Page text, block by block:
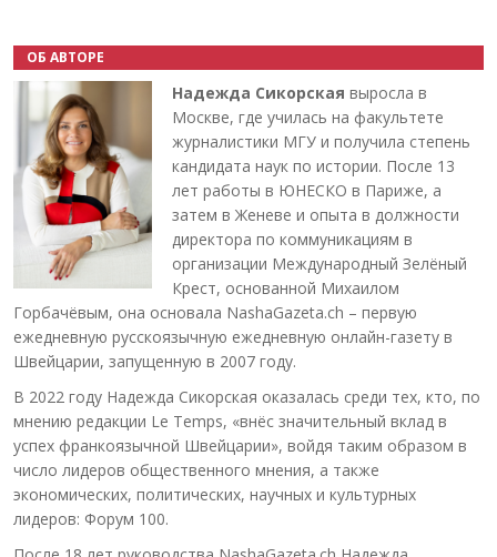
ОБ АВТОРЕ
Надежда Сикорская выросла в
Москве, где училась на факультете
журналистики МГУ и получила степень
кандидата наук по истории. После 13
лет работы в ЮНЕСКО в Париже, а
затем в Женеве и опыта в должности
директора по коммуникациям в
организации Международный Зелёный
Крест, основанной Михаилом
Горбачёвым, она основала NashaGazeta.ch – первую
ежедневную русскоязычную ежедневную онлайн-газету в
Швейцарии, запущенную в 2007 году.
В 2022 году Надежда Сикорская оказалась среди тех, кто, по
мнению редакции Le Temps, «внёс значительный вклад в
успех франкоязычной Швейцарии», войдя таким образом в
число лидеров общественного мнения, а также
экономических, политических, научных и культурных
лидеров: Форум 100.